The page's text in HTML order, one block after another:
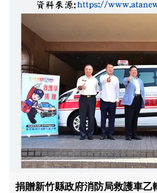
捐贈新竹縣政府消防局救護車乙